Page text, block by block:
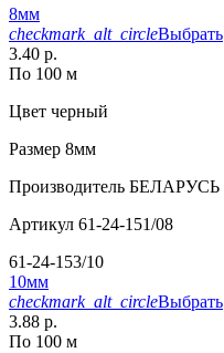
8мм
checkmark_alt_circleВыбрать
3.40 р.
По 100 м
Цвет черный
Размер 8мм
Производитель БЕЛАРУСЬ
Артикул 61-24-151/08
61-24-153/10
10мм
checkmark_alt_circleВыбрать
3.88 р.
По 100 м